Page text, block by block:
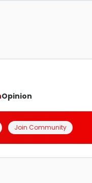
Opinion
Join Community